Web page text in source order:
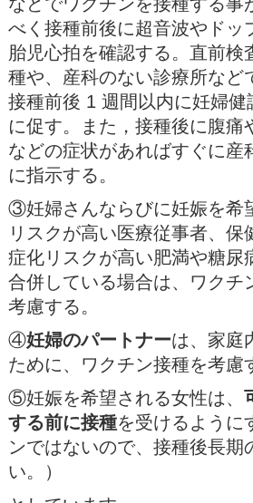
べく接種前後に超⾳波やドッ
胎児⼼拍を確認する。直前検
種や、産科のない診療所など
接種前後 1 週間以内に妊婦健
に促す。また，接種後に腹痛
などの症状があればすぐに産
に指⽰する。
③妊婦さんならびに妊娠を希
リスクが⾼い医療従事者、保
症化リスクが⾼い肥満や糖尿
合併している場合は、ワクチ
考慮する。
④妊婦のパートナーは、家庭
ために、ワクチン接種を考慮
⑤妊娠を希望される⼥性は、
する前に接種を受けるように
ンではないので、接種後⻑期
い。）